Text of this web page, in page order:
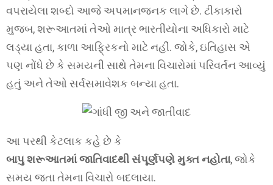
વપરાયેલા શબ્દો આજે અપમાનજનક લાગે છે. ટીકાકારો
મુજબ, શરૂઆતમાં તેઓ માત્ર ભારતીયોના અધિકારો માટે
લડ્યા હતા, કાળા આફ્રિકનો માટે નહીં. જોકે, ઇતિહાસ એ
પણ નોંધે છે કે સમયની સાથે તેમના વિચારોમાં પરિવર્તન આવ્યું
હતું અને તેઓ સર્વસમાવેશક બન્યા હતા.
આ પરથી કેટલાક કહે છે કે
બાપુ શરૂઆતમાં જાતિવાદથી સંપૂર્ણપણે મુક્ત નહોતા, જોકે
સમય જતા તેમના વિચારો બદલાયા.